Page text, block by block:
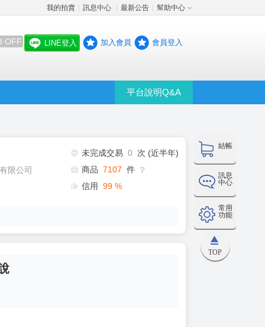
我的拍賣 訊息中心 最新公告 幫助中心
OFF LINE登入 加入會員 會員登入
平台說明Q&A
結帳
訊息
中心
常用
功能
TOP
限公司
未完成交易 0
次 (近半年)
商品 7107 件 ❔
信用 99 %